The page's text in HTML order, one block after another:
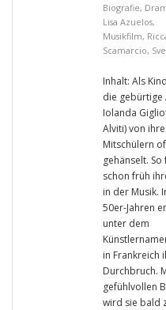
Biografie,
Lisa Azuelos,
Musikfilm,
Scamarcio,
Inhalt: Als
die gebürtige
Iolanda
Alviti) von
Mitschülern
gehänselt. So
schon früh
in der Musik.
50er-Jahren
unter dem
in Frankreich
Durchbruch.
gefühlvollen
wird sie bald